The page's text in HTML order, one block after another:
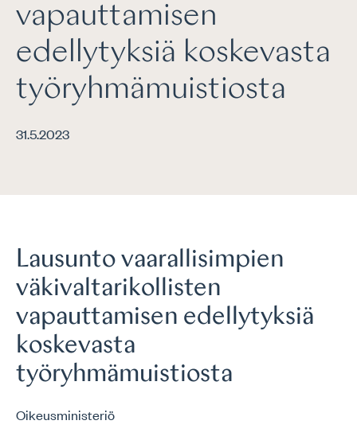
vapauttamisen
edellytyksiä koskevasta
työryhmämuistiosta
31.5.2023
Lausunto vaarallisimpien
väkivaltarikollisten
vapauttamisen edellytyksiä
koskevasta
työryhmämuistiosta
Oikeusministeriö